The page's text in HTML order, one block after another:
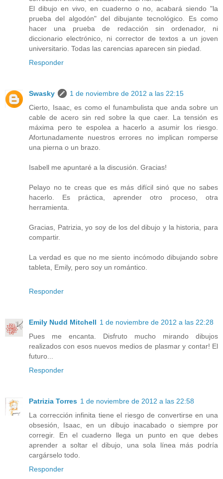
El dibujo en vivo, en cuaderno o no, acabará siendo "la
prueba del algodón" del dibujante tecnológico. Es como
hacer una prueba de redacción sin ordenador, ni
diccionario electrónico, ni corrector de textos a un joven
universitario. Todas las carencias aparecen sin piedad.
Responder
Swasky
1 de noviembre de 2012 a las 22:15
Cierto, Isaac, es como el funambulista que anda sobre un
cable de acero sin red sobre la que caer. La tensión es
máxima pero te espolea a hacerlo a asumir los riesgo.
Afortunadamente nuestros errores no implican romperse
una pierna o un brazo.
Isabell me apuntaré a la discusión. Gracias!
Pelayo no te creas que es más difícil sinó que no sabes
hacerlo. Es práctica, aprender otro proceso, otra
herramienta.
Gracias, Patrizia, yo soy de los del dibujo y la historia, para
compartir.
La verdad es que no me siento incómodo dibujando sobre
tableta, Emily, pero soy un romántico.
Responder
Emily Nudd Mitchell 1 de noviembre de 2012 a las 22:28
Pues me encanta. Disfruto mucho mirando dibujos
realizados con esos nuevos medios de plasmar y contar! El
futuro...
Responder
Patrizia Torres 1 de noviembre de 2012 a las 22:58
La corrección infinita tiene el riesgo de convertirse en una
obsesión, Isaac, en un dibujo inacabado o siempre por
corregir. En el cuaderno llega un punto en que debes
aprender a soltar el dibujo, una sola línea más podría
cargárselo todo.
Responder